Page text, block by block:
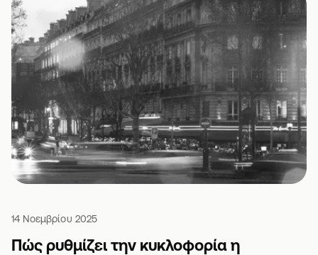
14 Νοεμβρίου 2025
Πώς ρυθμίζει την κυκλοφορία η